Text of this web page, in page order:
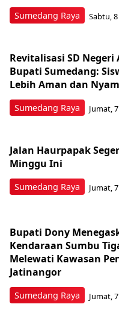
Sumedang Raya Sabtu,
Sumedang Raya
Revitalisasi SD
Bupati Sumedang:
Lebih Aman dan
Jumat,
Sumedang Raya
Jalan Haurpapak
Minggu Ini
Jumat,
Sumedang Raya
Bupati Dony
Kendaraan Sumbu
Melewati Kawasan
Jatinangor
Jumat,